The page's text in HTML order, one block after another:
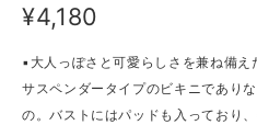
¥4,180
▪大人っぽさと可愛らしさを兼ね備え
サスペンダータイプのビキニであり
の。バストにはパッドも入っており